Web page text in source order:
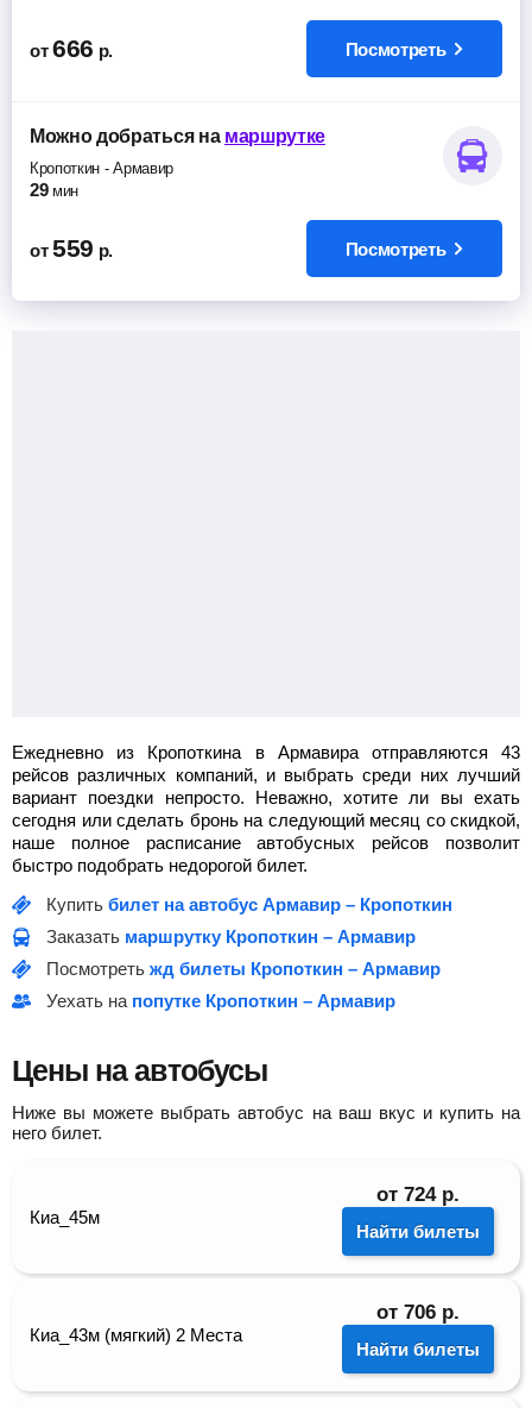
от 666 р. Посмотреть
Можно добратьсяна маршрутке
Кропоткин -Армавир
29 мин
от 559 р. Посмотреть
Ежедневно из Кропоткина в Армавира отправляются 43
рейсов различных компаний, и выбрать среди них лучший
вариант поездки непросто. Неважно, хотите ли вы ехать
сегодня или сделать бронь на следующий месяц со скидкой,
наше полное расписание автобусных рейсов позволит
быстро подобрать недорогой билет.
Купить билет на автобус Армавир – Кропоткин
Заказать маршрутку Кропоткин – Армавир
Посмотреть жд билеты Кропоткин – Армавир
Уехать на попутке Кропоткин – Армавир
Цены на автобусы
Ниже вы можете выбрать автобус на ваш вкус и купить на
него билет.
Киа_45м
от 724 р.
Найти билеты
Киа_43м (мягкий) 2 Места
от 706 р.
Найти билеты